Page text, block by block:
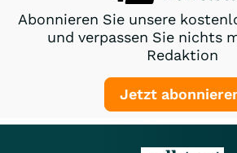
Abonnieren Sie unsere
und verpassen Sie nichts
Redaktion
Jetzt